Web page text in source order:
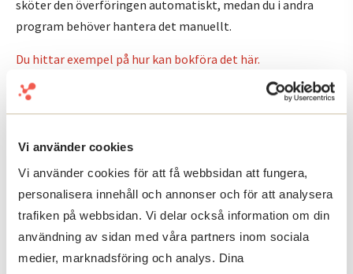
Vi använder cookies
Vi använder cookies för att få webbsidan att fungera,
personalisera innehåll och annonser och för att analysera
trafiken på webbsidan. Vi delar också information om din
användning av sidan med våra partners inom sociala
medier, marknadsföring och analys. Dina
sköter den överföringen automatiskt, medan du i andra
program behöver hantera det manuellt.
Du hittar exempel på hur kan bokföra det här.
Gratis årshjul för företagare
Få kontroll på viktiga datum med ett årshjul. När ska
moms, skatt, deklaration mm. in till Skatteverket?